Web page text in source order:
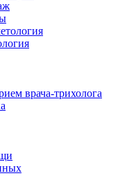
врача-трихолога